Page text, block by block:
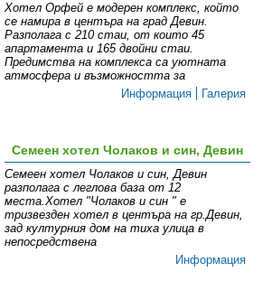
Хотел Орфей е модерен комплекс, който
се намира в центъра на град Девин.
Разполага с 210 стаи, от които 45
апартамента и 165 двойни стаи.
Предимства на комплекса са уютната
атмосфера и възможността за
Информация
Галерия
Семеен хотел Чолаков и син, Девин
Семеен хотел Чолаков и син, Девин
разполага с леглова база от 12
места.Хотел "Чолаков и син " е
тризвезден хотел в центъра на гр.Девин,
зад културния дом на тиха улица в
непосредствена
Информация